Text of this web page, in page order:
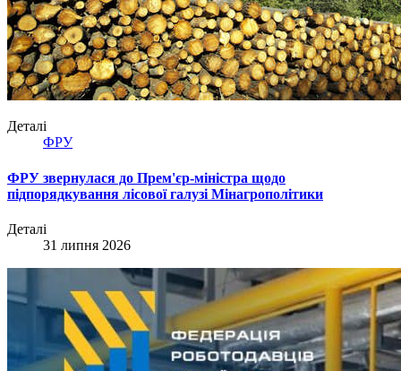
Деталі
ФРУ
ФРУ звернулася до Прем'єр-міністра щодо
підпорядкування лісової галузі Мінагрополітики
Деталі
31 липня 2026